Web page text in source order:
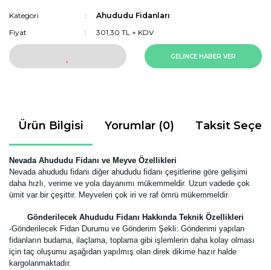
Kategori
Ahududu Fidanları
Fiyat
301,30 TL + KDV
GELİNCE HABER VER
Ürün Bilgisi Yorumlar (0) Taksit
Nevada Ahududu Fidanı ve Meyve Özellikleri
Nevada ahududu fidanı diğer ahududu fidanı çeşitlerine göre gelişimi
daha hızlı, verime ve yola dayanımı mükemmeldir. Uzun vadede çok
ümit var bir çeşittir. Meyveleri çok iri ve raf ömrü mükemmeldir.
Gönderilecek Ahududu Fidanı Hakkında Teknik Özellikleri
-Gönderilecek Fidan Durumu ve Gönderim Şekli: Gönderimi yapılan
fidanların budama, ilaçlama, toplama gibi işlemlerin daha kolay olması
için taç oluşumu aşağıdan yapılmış olan direk dikime hazır halde
kargolanmaktadır.